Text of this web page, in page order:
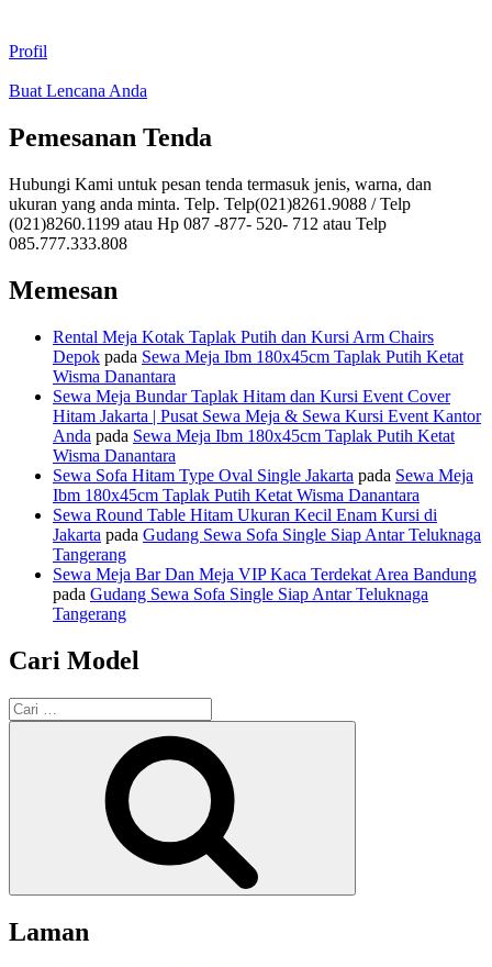
Profil
Buat Lencana Anda
Pemesanan Tenda
Hubungi Kami untuk pesan tenda termasuk jenis, warna, dan
ukuran yang anda minta. Telp. Telp(021)8261.9088 / Telp
(021)8260.1199 atau Hp 087 -877- 520- 712 atau Telp
085.777.333.808
Memesan
Rental Meja Kotak Taplak Putih dan Kursi Arm Chairs
Depok pada Sewa Meja Ibm 180x45cm Taplak Putih Ketat
Wisma Danantara
Sewa Meja Bundar Taplak Hitam dan Kursi Event Cover
Hitam Jakarta | Pusat Sewa Meja & Sewa Kursi Event Kantor
Anda pada Sewa Meja Ibm 180x45cm Taplak Putih Ketat
Wisma Danantara
Sewa Sofa Hitam Type Oval Single Jakarta pada Sewa Meja
Ibm 180x45cm Taplak Putih Ketat Wisma Danantara
Sewa Round Table Hitam Ukuran Kecil Enam Kursi di
Jakarta pada Gudang Sewa Sofa Single Siap Antar Teluknaga
Tangerang
Sewa Meja Bar Dan Meja VIP Kaca Terdekat Area Bandung
pada Gudang Sewa Sofa Single Siap Antar Teluknaga
Tangerang
Cari Model
Pencarian
untuk:
Laman